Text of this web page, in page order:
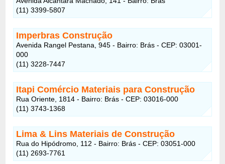
(11) 3399-5807
Imperbras Construção
Avenida Rangel Pestana, 945 - Bairro: Brás - CEP: 03001-
000
(11) 3228-7447
Itapi Comércio Materiais para Construção
Rua Oriente, 1814 - Bairro: Brás - CEP: 03016-000
(11) 3743-1368
Lima & Lins Materiais de Construção
Rua do Hipódromo, 112 - Bairro: Brás - CEP: 03051-000
(11) 2693-7761